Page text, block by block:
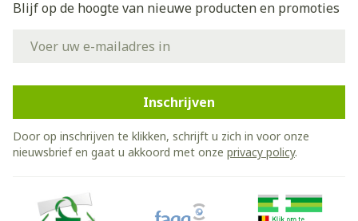
Blijf op de hoogte van nieuwe producten en promoties
Inschrijven
Door op inschrijven te klikken, schrijft u zich in voor onze
nieuwsbrief en gaat u akkoord met onze privacy policy.